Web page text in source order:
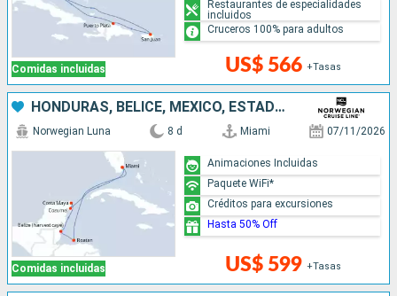
Comidas incluidas US$ 566 +Tasas
Restaurantes de especialidades
incluidos
Cruceros 100% para adultos
HONDURAS, BELICE, MÉXICO, ESTADOS UNIDOS
Comidas incluidas
Norwegian Luna 8 d Miami 07/11/2026
US$ 599 +Tasas
Animaciones Incluidas
Paquete WiFi*
Créditos para excursiones
Hasta 50% Off